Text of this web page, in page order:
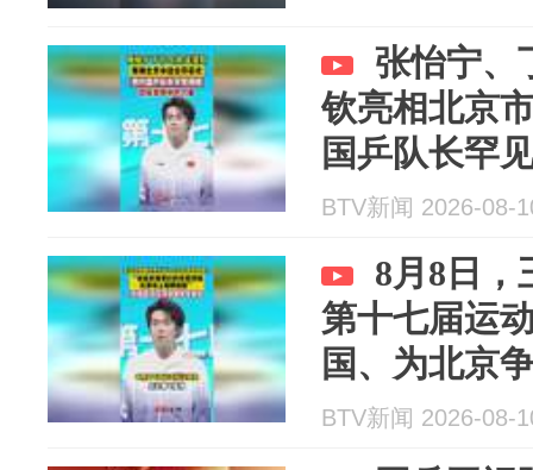
张怡宁、
钦亮相北京
国乒队长罕
BTV新闻 2026-08-
8月8日，
第十七届运
国、为北京
BTV新闻 2026-08-